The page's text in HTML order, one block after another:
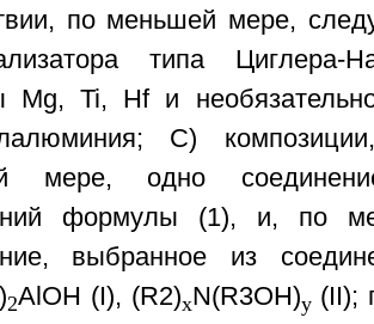
по меньшей мере,
типа Циглера-
Mg, Ti, Hf и
C)
мере, одно
формулы (1), и, по
выбранное из
)2AlOH (I), (R2)xN(R3OH)y(II);